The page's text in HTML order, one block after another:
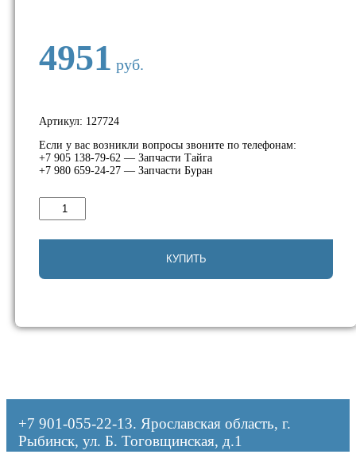
4951 руб.
Артикул: 127724
Если у вас возникли вопросы звоните по телефонам:
+7 905 138-79-62 — Запчасти Тайга
+7 980 659-24-27 — Запчасти Буран
Количество
товара
C40300088-
шт.)
КУПИТЬ
+7 901-055-22-13. Ярославская область, г.
Рыбинск, ул. Б. Тоговщинская, д.1
Оформляя заказ, я даю согласие на обработку персональных данных